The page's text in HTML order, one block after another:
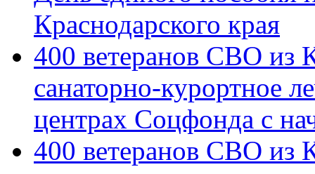
Краснодарского края
400 ветеранов СВО из
санаторно-курортное
центрах Соцфонда с
400 ветеранов СВО из